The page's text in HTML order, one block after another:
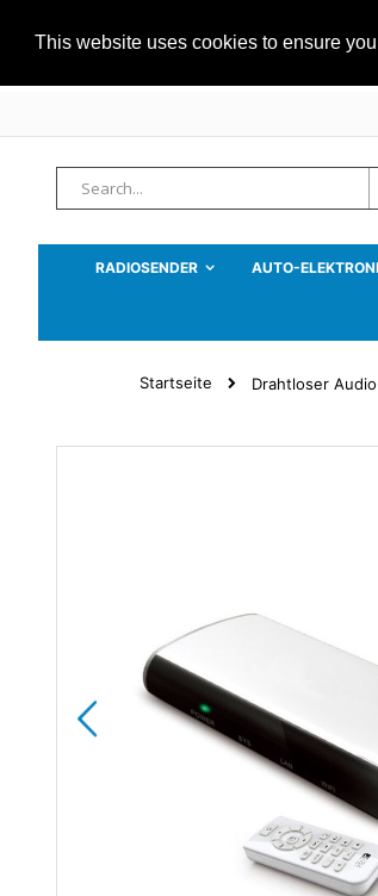
This website uses cookies to ensure
Suche
RADIOSENDER AUTO-
Startseite Drahtloser